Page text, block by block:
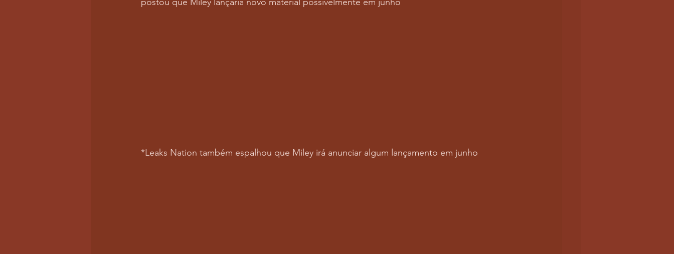
*Leaks Nation também espalhou que Miley irá anunciar algum lançamento em junho